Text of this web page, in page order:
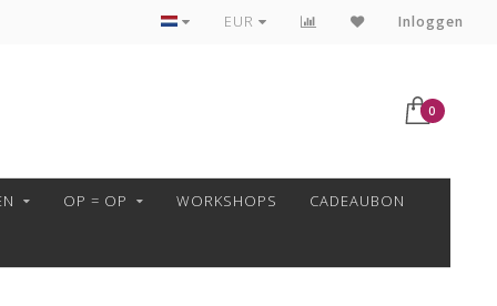
VEILIG BETALEN MET MOLLIE!
EUR Inloggen
0
OP = OP WORKSHOPS CADEAUBON